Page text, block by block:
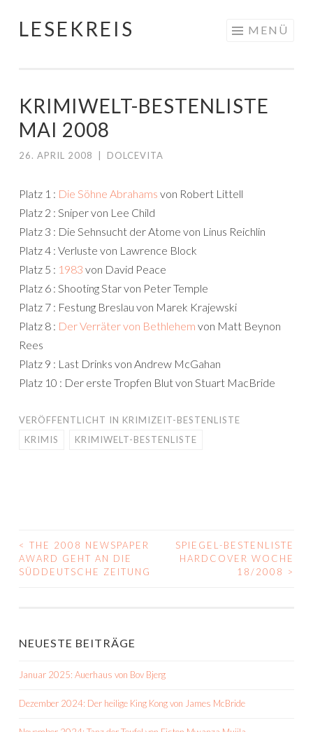
Springe
LESEKREIS MENÜ
KRIMIWELT-BESTENLISTE
MAI 2008
26. APRIL 2008 DOLCEVITA
Platz 1 : Die Söhne Abrahams von Robert Littell
Platz 2 : Sniper von Lee Child
Platz 3 : Die Sehnsucht der Atome von Linus Reichlin
Platz 4 : Verluste von Lawrence Block
Platz 5 : 1983 von David Peace
Platz 6 : Shooting Star von Peter Temple
Platz 7 : Festung Breslau von Marek Krajewski
Platz 8 : Der Verräter von Bethlehem von Matt Beynon
Rees
Platz 9 : Last Drinks von Andrew McGahan
Platz 10 : Der erste Tropfen Blut von Stuart MacBride
VERÖFFENTLICHT IN KRIMIZEIT-BESTENLISTE
KRIMIS
KRIMIWELT-BESTENLISTE
BEITRAGS-
NAVIGATION
< THE 2008 NEWSPAPER
AWARD GEHT AN DIE
SÜDDEUTSCHE ZEITUNG
SPIEGEL-BESTENLISTE
HARDCOVER WOCHE
18/2008
>
NEUESTE BEITRÄGE
Januar 2025: Auerhaus von Bov Bjerg
Dezember 2024: Der heilige King Kong von James McBride